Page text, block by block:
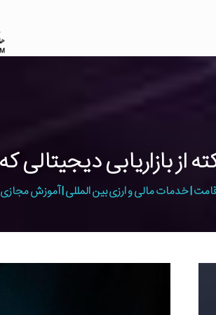
| خدمات مالی و ارزی بین المللی | آموزش مجازی